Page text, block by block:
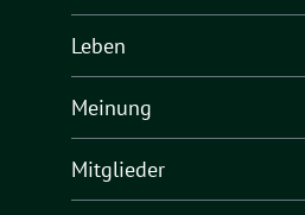
Leben
Meinung
Mitglieder